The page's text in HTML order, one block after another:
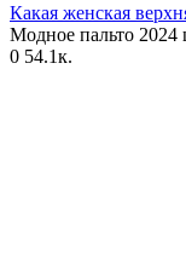
Какая женская
Модное пальто 2024
0 54.1к.